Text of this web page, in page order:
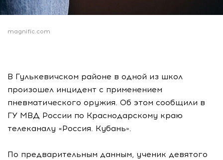
magnific.com
В Гулькевичском районе в одной из школ
произошел инцидент с применением
пневматического оружия. Об этом сообщили в
ГУ МВД России по Краснодарскому краю
телеканалу «Россия. Кубань».
По предварительным данным, ученик девятого